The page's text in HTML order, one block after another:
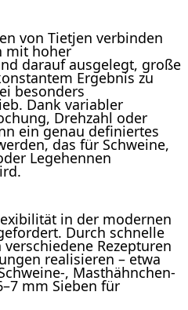
von Tietjen verbinden
mit hoher
darauf ausgelegt, große
Ergebnis zu
besonders
Dank variabler
Drehzahl oder
ein genau definiertes
das für Schweine,
Legehennen
in der modernen
Durch schnelle
Rezepturen
realisieren – etwa
, Masthähnchen-
mm Sieben für